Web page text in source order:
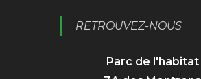
RETROUVEZ-NOUS
Parc de l'habitat